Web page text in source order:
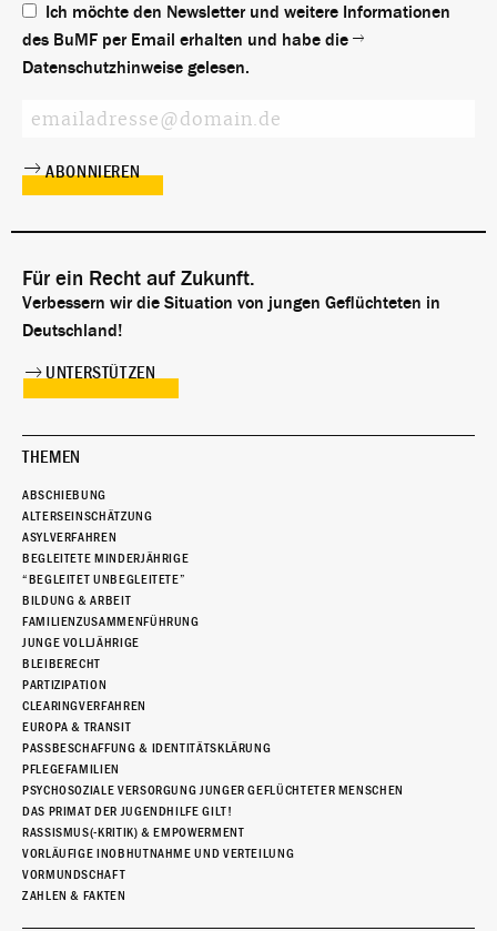
Ich möchte den Newsletter und weitere Informationen
des BuMF per Email erhalten und habe die
Datenschutzhinweise gelesen.
Für ein Recht auf Zukunft.
Verbessern wir die Situation von jungen Geflüchteten in
Deutschland!
UNTERSTÜTZEN
THEMEN
ABSCHIEBUNG
ALTERSEINSCHÄTZUNG
ASYLVERFAHREN
BEGLEITETE MINDERJÄHRIGE
“BEGLEITET UNBEGLEITETE”
BILDUNG & ARBEIT
FAMILIENZUSAMMENFÜHRUNG
JUNGE VOLLJÄHRIGE
BLEIBERECHT
PARTIZIPATION
CLEARINGVERFAHREN
EUROPA & TRANSIT
PASSBESCHAFFUNG & IDENTITÄTSKLÄRUNG
PFLEGEFAMILIEN
PSYCHOSOZIALE VERSORGUNG JUNGER GEFLÜCHTETER MENSCHEN
DAS PRIMAT DER JUGENDHILFE GILT!
RASSISMUS(-KRITIK) & EMPOWERMENT
VORLÄUFIGE INOBHUTNAHME UND VERTEILUNG
VORMUNDSCHAFT
ZAHLEN & FAKTEN